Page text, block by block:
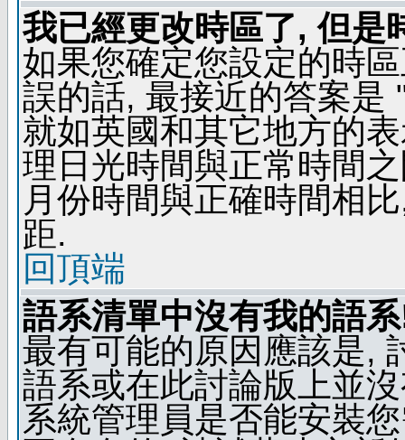
我已經更改時區了, 但是
如果您確定您設定的時
誤的話, 最接近的答案是
就如英國和其它地方的
理日光時間與正常時間
月份時間與正確時間相
距.
回頂端
語系清單中沒有我的語
最有可能的原因應該是,
語系或在此討論版上並
系統管理員是否能安裝